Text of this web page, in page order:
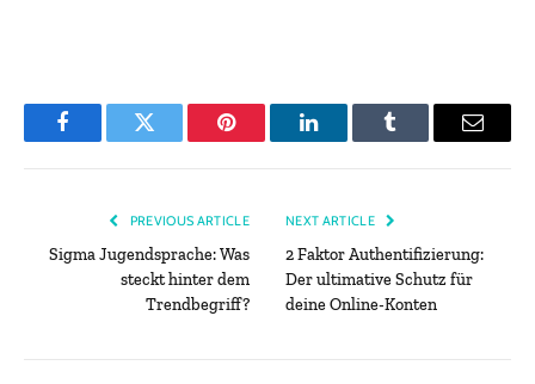
FacebookTwitter Pinterest LinkedInTumblr Email
PREVIOUS ARTICLE
Sigma Jugendsprache: Was
steckt hinter dem
Trendbegriff?
NEXT ARTICLE
2 Faktor Authentifizierung:
Der ultimative Schutz für
deine Online-Konten